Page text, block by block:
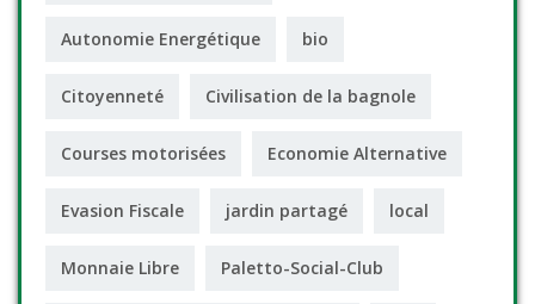
Autonomie Energétique bio
Citoyenneté Civilisation de la bagnole
Courses motorisées Economie Alternative
Evasion Fiscale jardin partagé local
Monnaie Libre Paletto-Social-Club